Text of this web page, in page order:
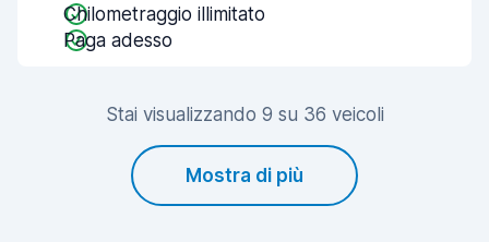
Chilometraggio illimitato
Paga adesso
Stai visualizzando 9 su 36 veicoli
Mostra di più